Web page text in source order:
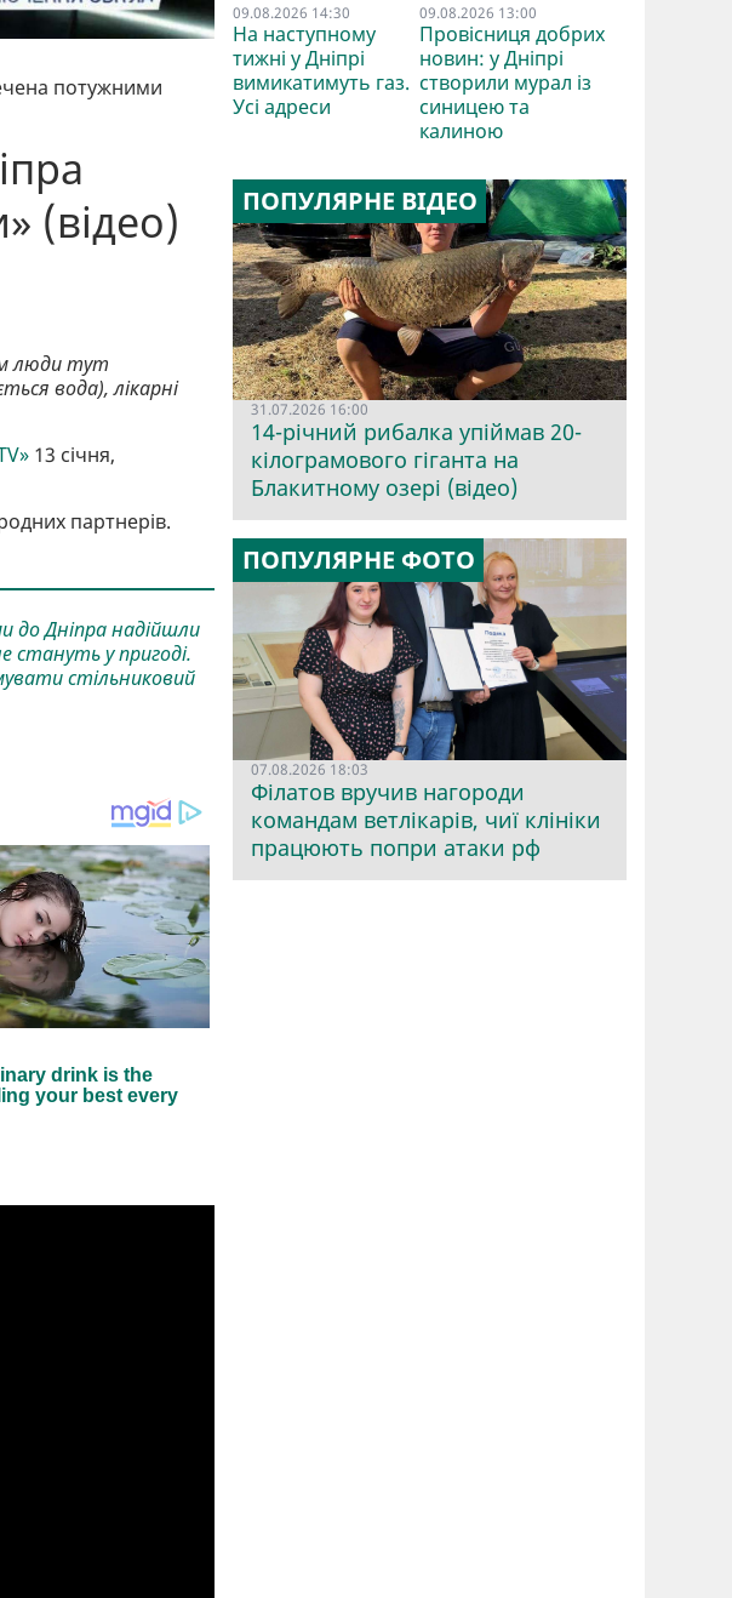
потужними
(відео)
люди тут
вода), лікарні
13 січня,
партнерів.
до Дніпра надійшли
стануть у пригоді.
стільниковий
09.08.2026 14:30
На наступному
тижні у Дніпрі
вимикатимуть газ.
Усі адреси
09.08.2026 13:00
Провісниця добрих
новин: у Дніпрі
створили мурал із
синицею та
калиною
ПОПУЛЯРНЕ ВІДЕО
31.07.2026 16:00
14-річний рибалка упіймав 20-
кілограмового гіганта на
Блакитному озері (відео)
ПОПУЛЯРНЕ ФОТО
07.08.2026 18:03
Філатов вручив нагороди
командам ветлікарів, чиї клініки
працюють попри атаки рф